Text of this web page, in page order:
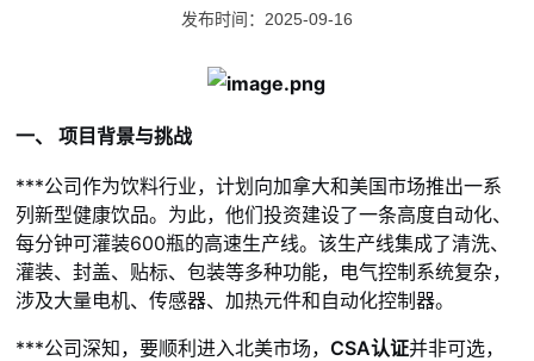
发布时间：2025-09-16
一、 项目背景与挑战
***公司作为饮料行业，计划向加拿大和美国市场推出一系
列新型健康饮品。为此，他们投资建设了一条高度自动化、
每分钟可灌装600瓶的高速生产线。该生产线集成了清洗、
灌装、封盖、贴标、包装等多种功能，电气控制系统复杂，
涉及大量电机、传感器、加热元件和自动化控制器。
***公司深知，要顺利进入北美市场，CSA认证并非可选，